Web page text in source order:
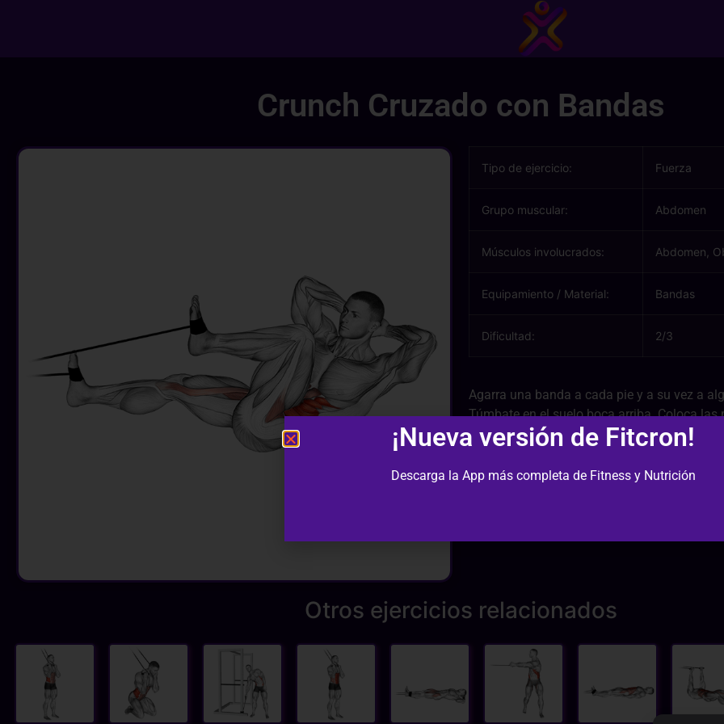
Crunch Cruzado con Bandas
Tipo de ejercicio: Fuerza
Grupo muscular: Abdomen
Músculos involucrados: Abdomen,
Equipamiento / Material: Bandas
Dificultad: 2/3
Agarra una banda a cada pie y a su vez a
Túmbate en el suelo boca arriba. Coloca
pierna del suelo y estírala, después levanta
hacia el pecho. Toca con el codo la rodilla
el torso con los abdominales. Cambia de
Otros ejercicios relacionados
¡Nueva versión de Fitcron!
Descarga la App más completa de Fitness y Nutrición